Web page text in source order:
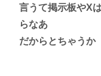
言うて掲示板やX
らなあ
だからとちゃうか